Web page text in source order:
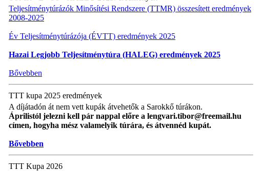
Teljesítménytúrázók Minősítési Rendszere (TTMR) összesített eredmények
2008-2025
Év Teljesítménytúrázója (ÉVTT) eredmények 2025
Hazai Legjobb Teljesítménytúra (HALEG) eredmények 2025
Bővebben
TTT kupa 2025 eredmények
A díjátadón át nem vett kupák átvehetők a Sarokkő túrákon.
Áprilistól jelezni kell pár nappal előre a lengvari.tibor@freemail.hu
címen, hogyha mész valamelyik túrára, és átvennéd kupát.
Bővebben
TTT Kupa 2026